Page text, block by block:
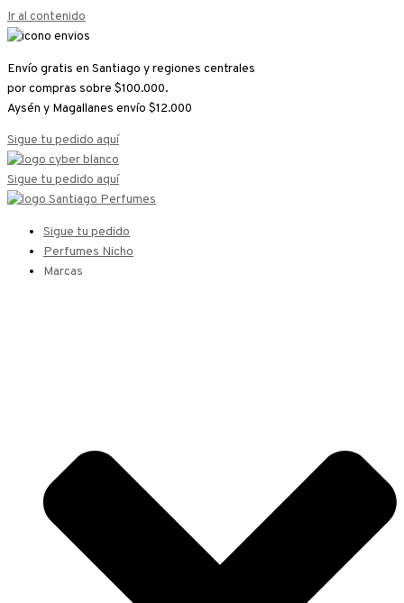
Ir al contenido
Envío gratis en Santiago y regiones centrales
por compras sobre $100.000.
Aysén y Magallanes envío $12.000
Sigue tu pedido aquí
Sigue tu pedido aquí
Sigue tu pedido
Perfumes Nicho
Marcas